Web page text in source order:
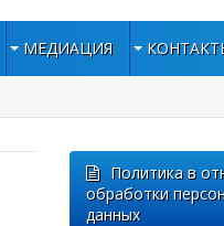
МЕДИАЦИЯ
Политика в
обработки
данных